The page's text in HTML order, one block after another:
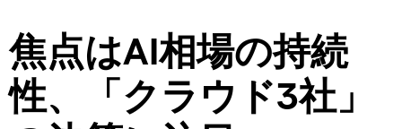
焦点はAI相場の持続
性、「クラウド3社」